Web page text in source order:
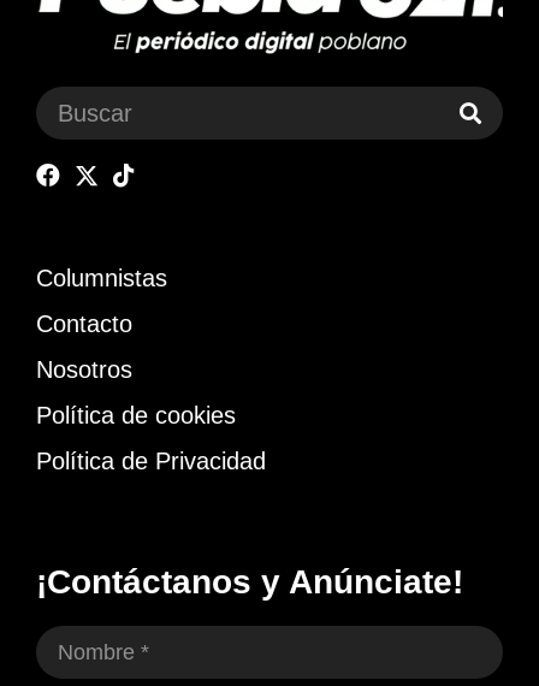
Columnistas
Contacto
Nosotros
Política de cookies
Política de Privacidad
¡Contáctanos y Anúnciate!